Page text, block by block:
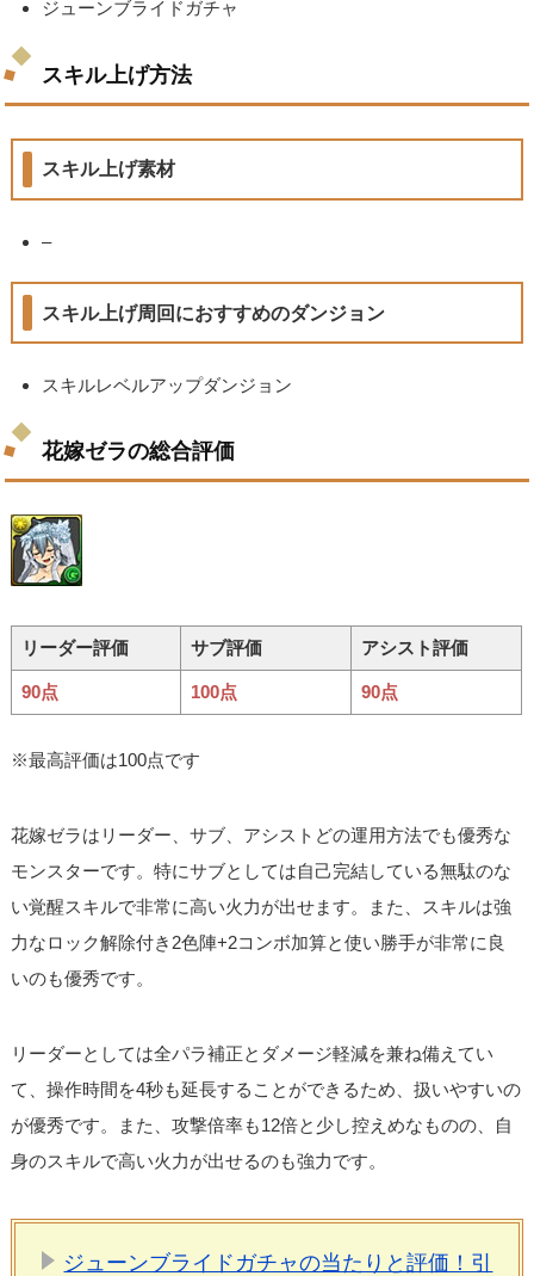
ジューンブライドガチャ
スキル上げ方法
スキル上げ素材
–
スキル上げ周回におすすめのダンジョン
スキルレベルアップダンジョン
花嫁ゼラの総合評価
リーダー評価 サブ評価 アシスト評価
90点 100点 90点
※最高評価は100点です
花嫁ゼラはリーダー、サブ、アシストどの運用方法でも優秀な
モンスターです。特にサブとしては自己完結している無駄のな
い覚醒スキルで非常に高い火力が出せます。また、スキルは強
力なロック解除付き2色陣+2コンボ加算と使い勝手が非常に良
いのも優秀です。
リーダーとしては全パラ補正とダメージ軽減を兼ね備えてい
て、操作時間を4秒も延長することができるため、扱いやすいの
が優秀です。また、攻撃倍率も12倍と少し控えめなものの、自
身のスキルで高い火力が出せるのも強力です。
ジューンブライドガチャの当たりと評価！引